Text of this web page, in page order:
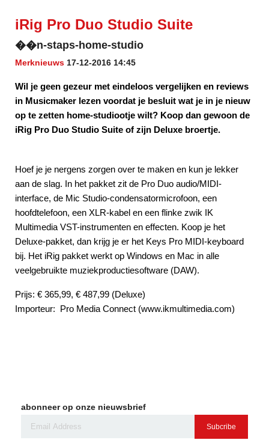
iRig Pro Duo Studio Suite
��n-staps-home-studio
Merknieuws 17-12-2016 14:45
Wil je geen gezeur met eindeloos vergelijken en reviews
in Musicmaker lezen voordat je besluit wat je in je nieuw
op te zetten home-studiootje wilt? Koop dan gewoon de
iRig Pro Duo Studio Suite of zijn Deluxe broertje.
Hoef je je nergens zorgen over te maken en kun je lekker
aan de slag. In het pakket zit de Pro Duo audio/MIDI-
interface, de Mic Studio-condensatormicrofoon, een
hoofdtelefoon, een XLR-kabel en een flinke zwik IK
Multimedia VST-instrumenten en effecten. Koop je het
Deluxe-pakket, dan krijg je er het Keys Pro MIDI-keyboard
bij. Het iRig pakket werkt op Windows en Mac in alle
veelgebruikte muziekproductiesoftware (DAW).
Prijs: € 365,99, € 487,99 (Deluxe)
Importeur: Pro Media Connect (www.ikmultimedia.com)
abonneer op onze nieuwsbrief
Subcribe